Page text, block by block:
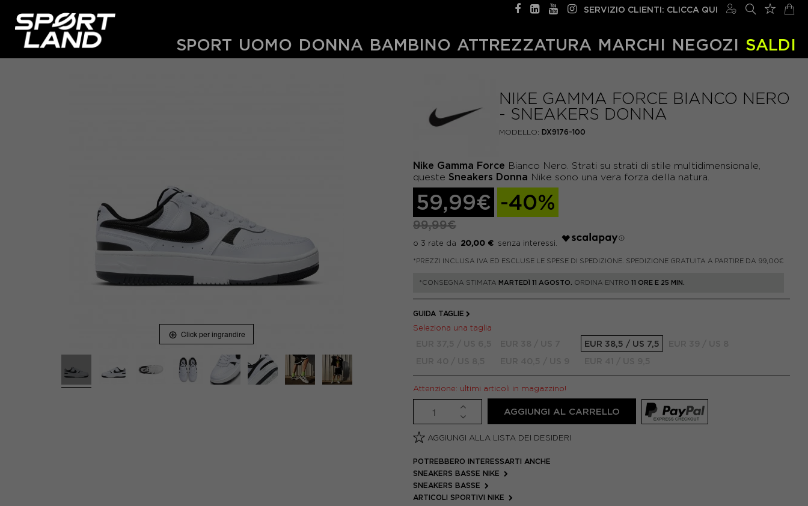
SERVIZIO CLIENTI: CLICCA QUI
SPORT UOMO DONNA BAMBINO ATTREZZATURA MARCHI NEGOZI SALDI
Click per ingrandire
NIKE GAMMA FORCE BIANCO NERO
- SNEAKERS DONNA
MODELLO: DX9176-100
Nike Gamma Force Bianco Nero. Strati su strati di stile multidimensionale,
queste Sneakers Donna Nike sono una vera forza della natura.
59,99€ -40%
99,99€
20,00 €
*PREZZI INCLUSA IVA ED ESCLUSE LE SPESE DI SPEDIZIONE. SPEDIZIONE GRATUITA A PARTIRE DA 99,00€
*CONSEGNA STIMATA MARTEDÌ 11 AGOSTO. ORDINA ENTRO 11 ORE E 25 MIN.
GUIDA TAGLIE
Seleziona una taglia
EUR 38,5 / US 7,5
Attenzione: ultimi articoli in magazzino!
AGGIUNGI AL CARRELLO
AGGIUNGI ALLA LISTA DEI DESIDERI
POTREBBERO INTERESSARTI ANCHE
SNEAKERS BASSE NIKE
SNEAKERS BASSE
ARTICOLI SPORTIVI NIKE